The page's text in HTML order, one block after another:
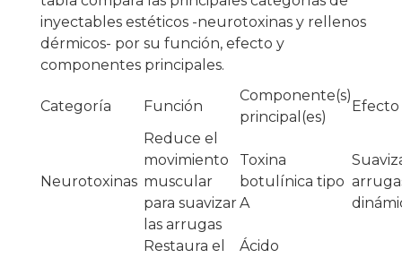
inyectables estéticos -neurotoxinas y rellenos
dérmicos- por su función, efecto y
componentes principales.
Categoría Función
Componente(s)
principal(es)
Neurotoxinas
Reduce el
movimiento
muscular
para suavizar
las arrugas
Toxina
botulínica tipo
A
Restaura el
Ácido